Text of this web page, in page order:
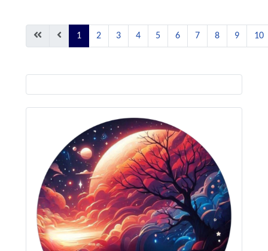
1 2 3 4 5 6 7 8 9 10
Виберіть свою мову